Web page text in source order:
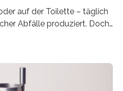
auf der Toilette – täglich
Abfälle produziert. Doch
können, wenn sie in
wichtig ist, zeigt der vom